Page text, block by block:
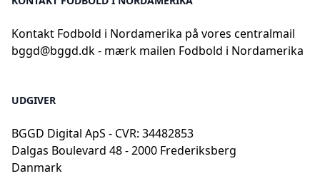
Kontakt Fodbold i Nordamerika på vores centralmail
bggd@bggd.dk- mærk mailen Fodbold i Nordamerika
UDGIVER
BGGD Digital ApS - CVR: 34482853
Dalgas Boulevard 48 - 2000 Frederiksberg
Danmark